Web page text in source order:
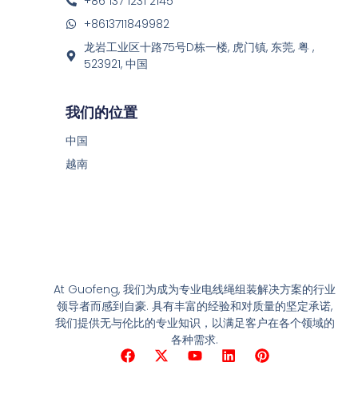
At Guofeng, 我们为成为专业电线绳组装解决方案的行业
领导者而感到自豪. 具有丰富的经验和对质量的坚定承诺,
我们提供无与伦比的专业知识，以满足客户在各个领域的
各种需求.
F
X
Y
领
兴
+8613711849982
龙岩工业区十路75号D栋一楼, 虎门镇, 东莞, 粤 ,
523921, 中国
我们的位置
中国
越南